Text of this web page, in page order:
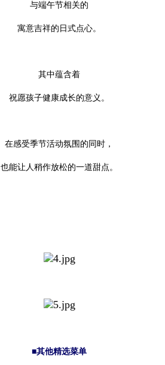
与端午节相关的
寓意吉祥的日式点心。
其中蕴含着
祝愿孩子健康成长的意义。
在感受季节活动氛围的同时，
也能让人稍作放松的一道甜点。
■其他精选菜单